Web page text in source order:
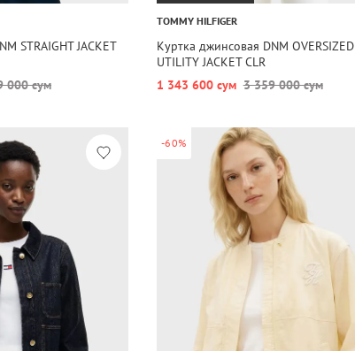
STRAIGHT JACKET
000 сум
TOMMY HILFIGER
Куртка джинсовая DNM OVERSIZED
UTILITY JACKET CLR
1 343 600 сум 3 359 000 сум
-60%